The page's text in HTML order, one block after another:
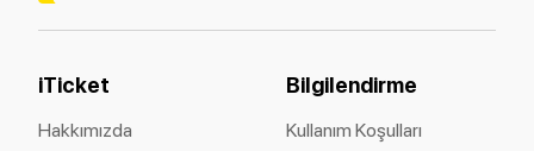
iTicket
Hakkımızda
Bilgilendirme
Kullanım Koşulları